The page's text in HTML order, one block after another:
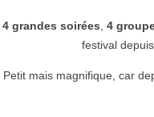
4 grandes soirées 4
festival
Petit mais magnifique, car